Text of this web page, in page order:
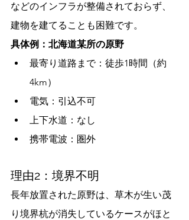
などのインフラが整備されておらず、
建物を建てることも困難です。
具体例：北海道某所の原野
最寄り道路まで：徒歩1時間（約
4km）
電気：引込不可
上下水道：なし
携帯電波：圏外
理由2：境界不明
長年放置された原野は、草木が生い茂
り境界杭が消失しているケースがほと